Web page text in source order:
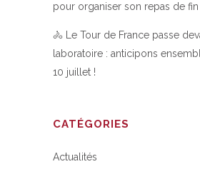
pour organiser son repas de fin
🚴 Le Tour de France passe
laboratoire : anticipons
10 juillet !
CATÉGORIES
Actualités